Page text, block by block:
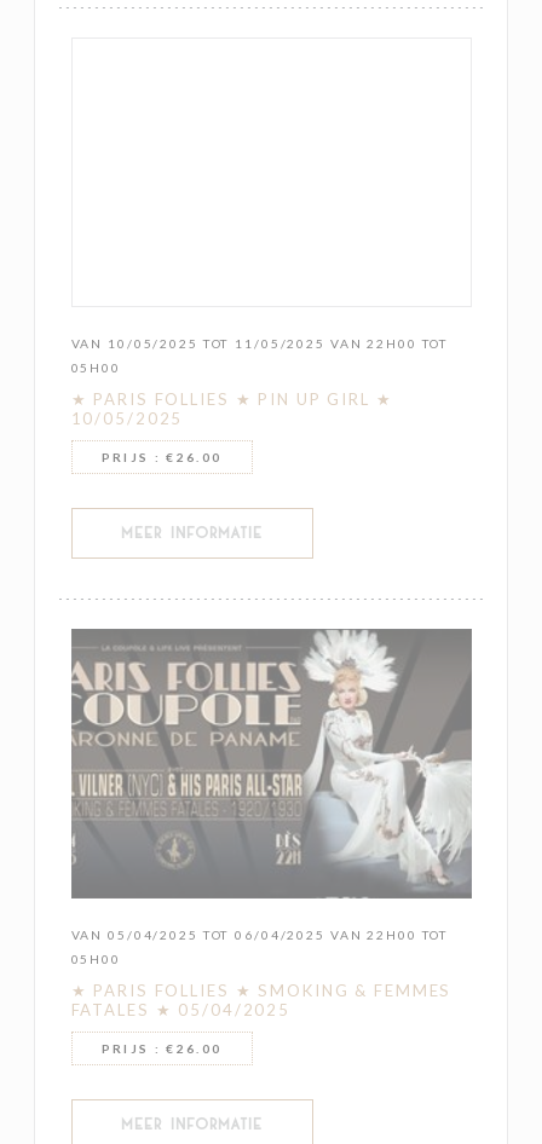
VAN 10/05/2025 TOT 11/05/2025 VAN 22H00 TOT
05H00
★ PARIS FOLLIES ★ PIN UP GIRL ★
10/05/2025
PRIJS : €26.00
MEER INFORMATIE
VAN 05/04/2025 TOT 06/04/2025 VAN 22H00 TOT
05H00
★ PARIS FOLLIES ★ SMOKING & FEMMES
FATALES ★ 05/04/2025
PRIJS : €26.00
MEER INFORMATIE